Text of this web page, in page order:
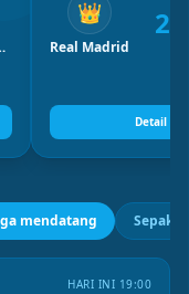
👑
Real Madrid
2
Detail
mendatang Sepak
HARI INI 19:00